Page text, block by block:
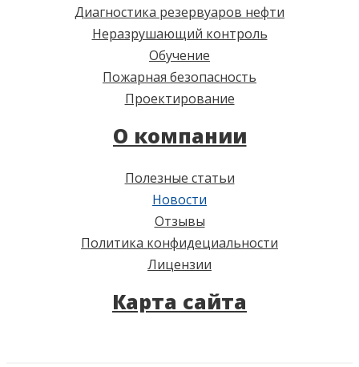
Диагностика резервуаров нефти
Неразрушающий контроль
Обучение
Пожарная безопасность
Проектирование
О компании
Полезные статьи
Новости
Отзывы
Политика конфидециальности
Лицензии
Карта сайта